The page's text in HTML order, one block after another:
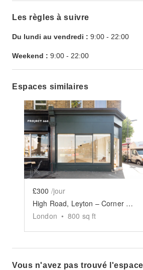
Les règles à suivre
Du lundi au vendredi : 9:00 - 22:00
Weekend : 9:00 - 22:00
Espaces similaires
Show previous slide
£300 /jour
High Road, Leyton – Corner Boutique
London • 800 sq ft
Vous n'avez pas trouvé